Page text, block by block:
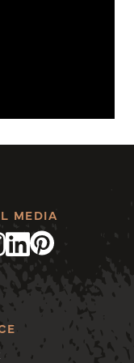
MEDIA